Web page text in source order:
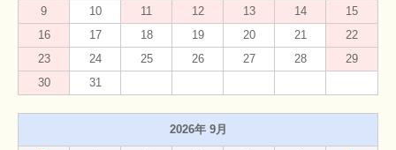
9
10 11 12 13 14
15
16
17 18 19 20 21
22
23
24 25 26 27 28
29
30
31
2026年 9月